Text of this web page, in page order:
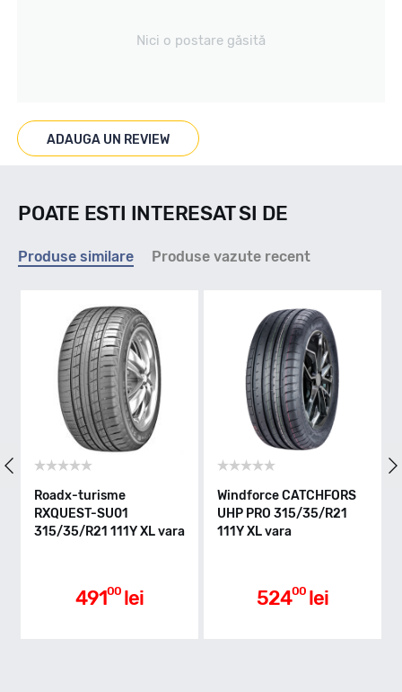
Marcaje
Indice viteza
Y - max 300km/h
Indice greutate
C
Aderenta pe carosabil ud
Nici o postare găsită
ADAUGA UN REVIEW
POATE ESTI INTERESAT SI DE
Produse similare Produse vazute recent
Roadx-turisme
RXQUEST-SU01
315/35/R21 111Y XL vara
49100 lei
Windforce CATCHFORS
UHP PRO 315/35/R21
111Y XL vara
52400 lei